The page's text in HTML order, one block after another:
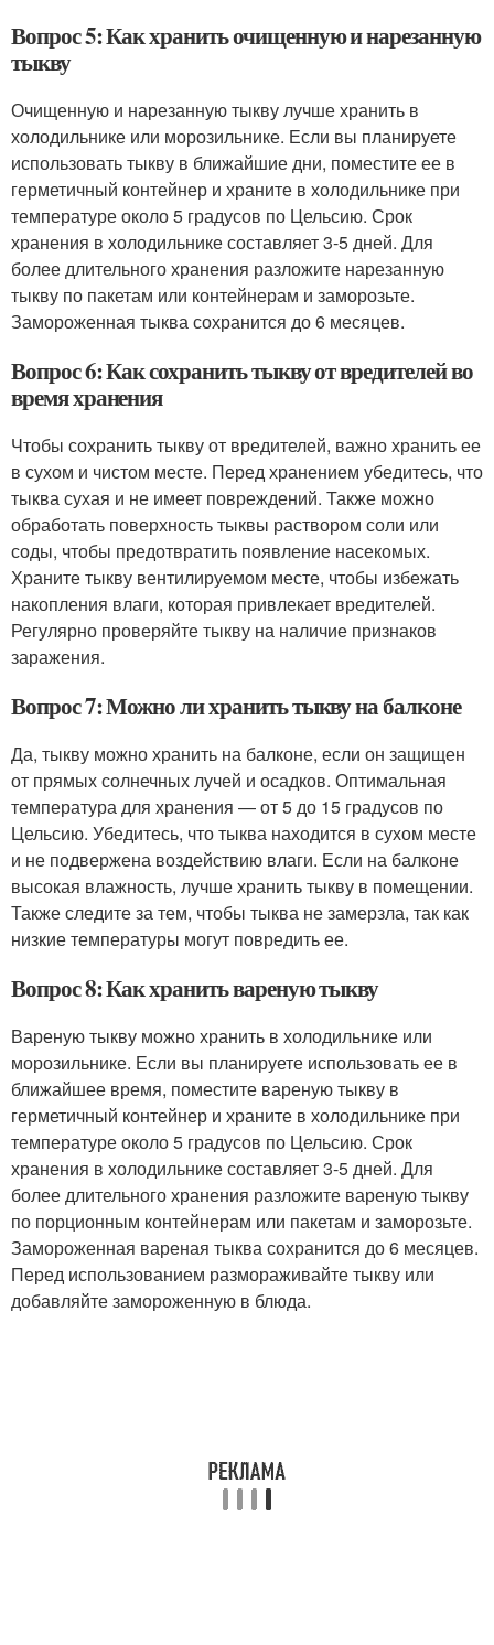
Вопрос 5: Как хранить очищенную и нарезанную
тыкву
Очищенную и нарезанную тыкву лучше хранить в
холодильнике или морозильнике. Если вы планируете
использовать тыкву в ближайшие дни, поместите ее в
герметичный контейнер и храните в холодильнике при
температуре около 5 градусов по Цельсию. Срок
хранения в холодильнике составляет 3-5 дней. Для
более длительного хранения разложите нарезанную
тыкву по пакетам или контейнерам и заморозьте.
Замороженная тыква сохранится до 6 месяцев.
Вопрос 6: Как сохранить тыкву от вредителей во
время хранения
Чтобы сохранить тыкву от вредителей, важно хранить ее
в сухом и чистом месте. Перед хранением убедитесь, что
тыква сухая и не имеет повреждений. Также можно
обработать поверхность тыквы раствором соли или
соды, чтобы предотвратить появление насекомых.
Храните тыкву вентилируемом месте, чтобы избежать
накопления влаги, которая привлекает вредителей.
Регулярно проверяйте тыкву на наличие признаков
заражения.
Вопрос 7: Можно ли хранить тыкву на балконе
Да, тыкву можно хранить на балконе, если он защищен
от прямых солнечных лучей и осадков. Оптимальная
температура для хранения — от 5 до 15 градусов по
Цельсию. Убедитесь, что тыква находится в сухом месте
и не подвержена воздействию влаги. Если на балконе
высокая влажность, лучше хранить тыкву в помещении.
Также следите за тем, чтобы тыква не замерзла, так как
низкие температуры могут повредить ее.
Вопрос 8: Как хранить вареную тыкву
Вареную тыкву можно хранить в холодильнике или
морозильнике. Если вы планируете использовать ее в
ближайшее время, поместите вареную тыкву в
герметичный контейнер и храните в холодильнике при
температуре около 5 градусов по Цельсию. Срок
хранения в холодильнике составляет 3-5 дней. Для
более длительного хранения разложите вареную тыкву
по порционным контейнерам или пакетам и заморозьте.
Замороженная вареная тыква сохранится до 6 месяцев.
Перед использованием размораживайте тыкву или
добавляйте замороженную в блюда.